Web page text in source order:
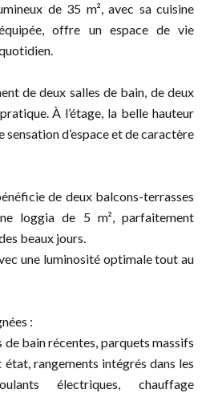
de 35 m², avec sa cuisine
offre un espace de vie
de deux salles de bain, de deux
À l’étage, la belle hauteur
d’espace et de caractère
de deux balcons-terrasses
loggia de 5 m², parfaitement
beaux jours.
une luminosité optimale tout au
:
de bain récentes, parquets massifs
rangements intégrés dans les
électriques, chauffage